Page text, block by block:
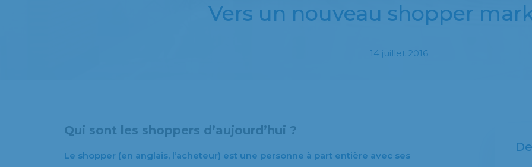
Vers un nouveau shopper
14 juillet 2016
Qui sont les shoppers d’aujourd’hui ?
Le shopper (en anglais, l’acheteur) est une personne à part entière avec ses